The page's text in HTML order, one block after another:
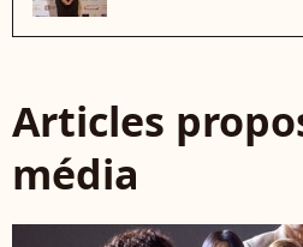
Articles
média